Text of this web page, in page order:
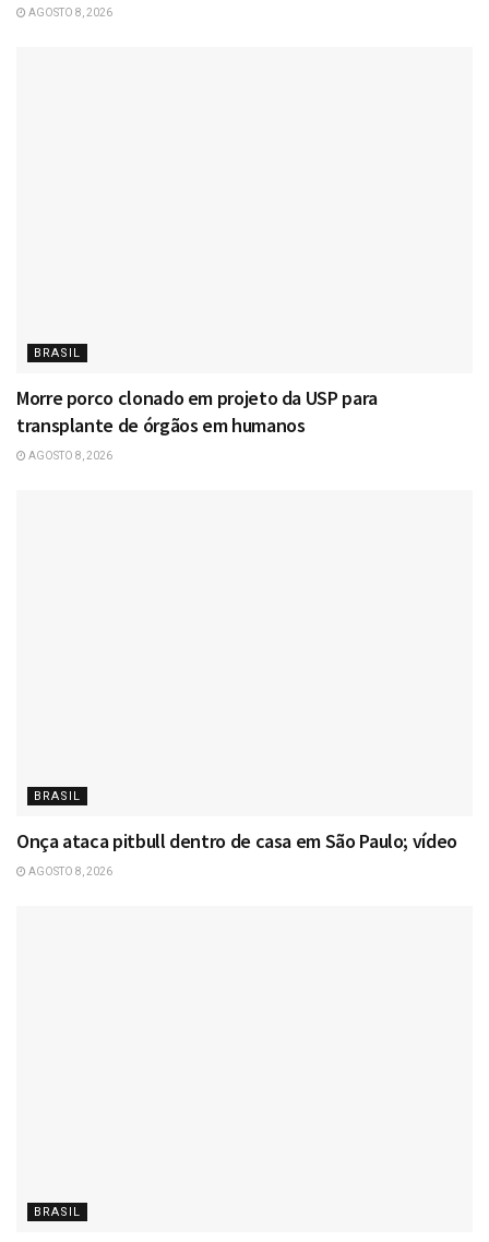
AGOSTO 8, 2026
BRASIL
Morre porco clonado em projeto da USP para
transplante de órgãos em humanos
AGOSTO 8, 2026
BRASIL
Onça ataca pitbull dentro de casa em São Paulo; vídeo
AGOSTO 8, 2026
BRASIL